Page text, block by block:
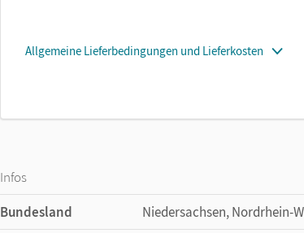
Allgemeine Lieferbedingungen und Lieferkosten
Infos
Bundesland
Niedersachsen, Nordrhein-